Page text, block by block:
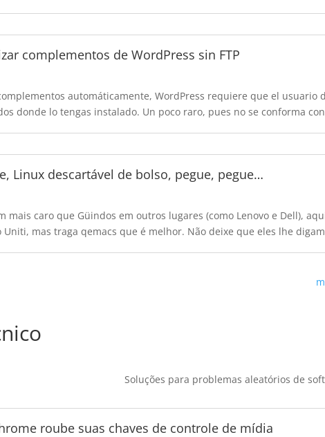
complementos de WordPress sin FTP
automáticamente, WordPress requiere que el usuario
donde lo tengas instalado. Un poco raro, pues no se conforma
Linux descartável de bolso, pegue, pegue…
mais caro que Güindos em outros lugares (como Lenovo e Dell),
mas traga qemacs que é melhor. Não deixe que eles lhe
Soluções para problemas aleatórios de
roube suas chaves de controle de mídia